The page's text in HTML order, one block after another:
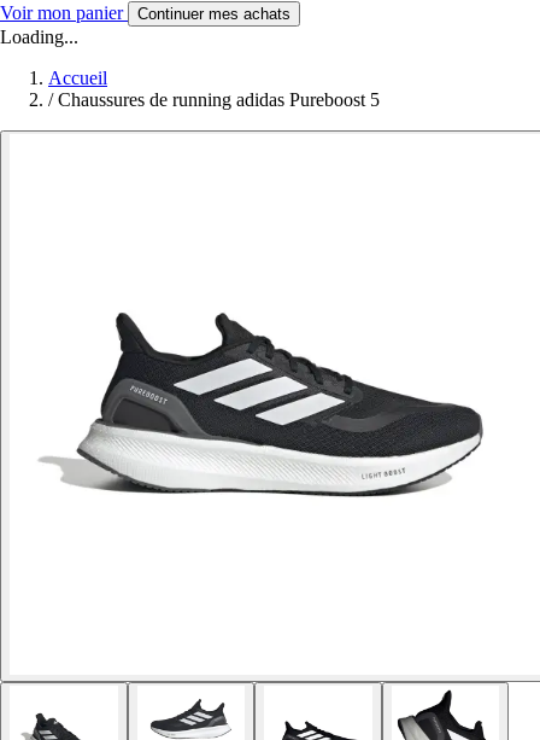
Voir mon panier Continuer mes achats
Loading...
Accueil
/ Chaussures de running adidas Pureboost 5